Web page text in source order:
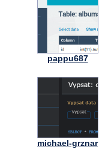
pappu687
michael-grznar